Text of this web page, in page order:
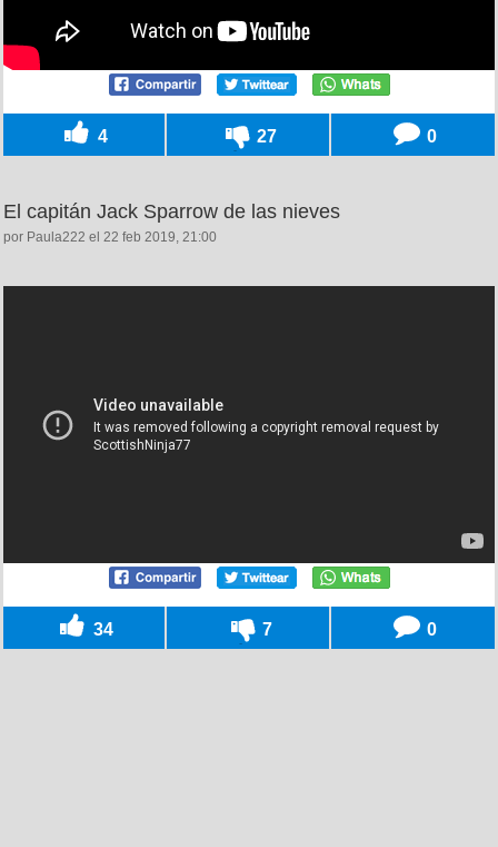
4 27 0
El capitán Jack Sparrow de las nieves
por Paula222 el 22 feb 2019, 21:00
34 7 0